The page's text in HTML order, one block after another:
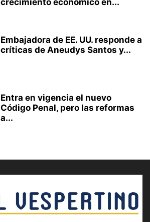
Embajadora de EE. UU. responde a
críticas de Aneudys Santos y...
Entra en vigencia el nuevo
Código Penal, pero las reformas
a...